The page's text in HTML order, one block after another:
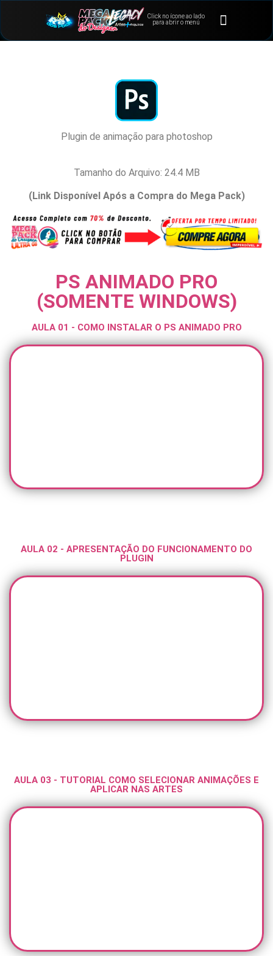
Click no ícone ao lado
para abrir o menú
Plugin de animação para photoshop
Tamanho do Arquivo: 24.4 MB
(Link Disponível Após a Compra do Mega Pack)
PS ANIMADO PRO
(SOMENTE WINDOWS)
AULA 01 - COMO INSTALAR O PS ANIMADO PRO
AULA 02 - APRESENTAÇÃO DO FUNCIONAMENTO DO
PLUGIN
AULA 03 - TUTORIAL COMO SELECIONAR ANIMAÇÕES E
APLICAR NAS ARTES